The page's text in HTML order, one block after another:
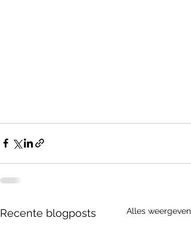
Recente blogposts Alles weergeven